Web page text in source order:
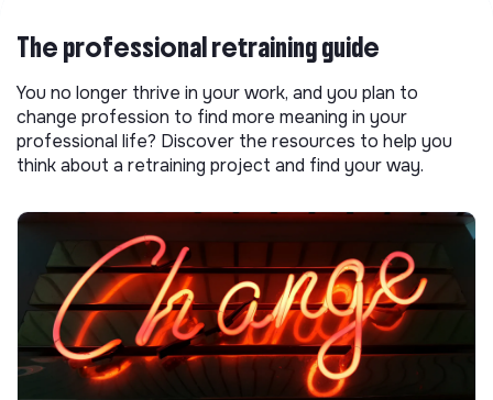
The professional retraining guide
You no longer thrive in your work, and you plan to
change profession to find more meaning in your
professional life? Discover the resources to help you
think about a retraining project and find your way.